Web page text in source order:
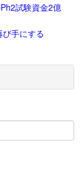
試験資金2億
手にする